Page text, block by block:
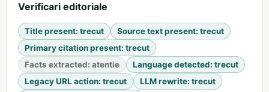
Verificari editoriale
Title present: trecut Source text present: trecut
Primary citation present: trecut
Facts extracted: atentie Language detected: trecut
Legacy URL action: trecut LLM rewrite: trecut